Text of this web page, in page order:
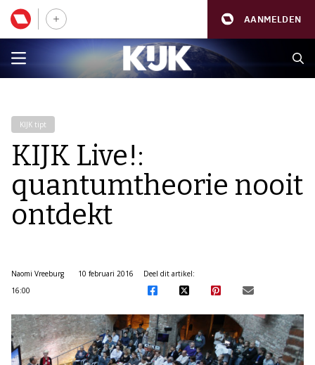
AANMELDEN
KIJK tipt
KIJK Live!:
quantumtheorie nooit
ontdekt
Naomi Vreeburg
10 februari 2016
16:00
Deel dit artikel: